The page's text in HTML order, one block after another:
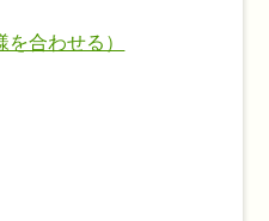
合わせる）